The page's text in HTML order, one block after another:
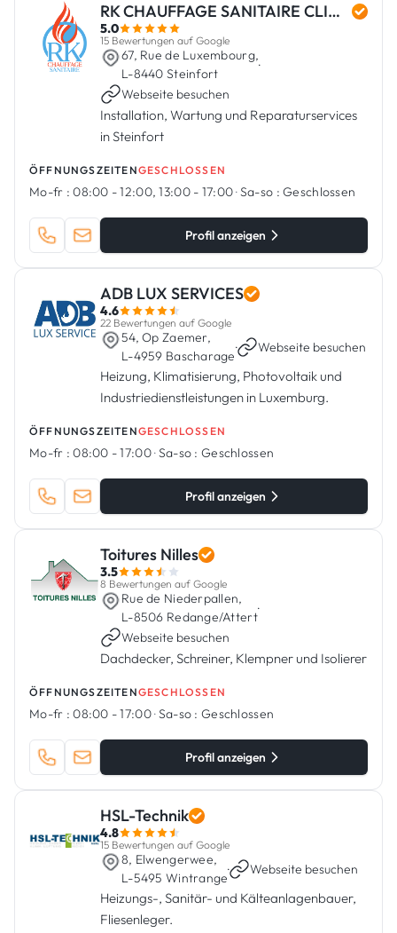
RK CHAUFFAGE SANITAIRE CLIMATISATION
5.0
15 Bewertungen auf Google
67, Rue de Luxembourg,
L-8440 Steinfort
·
Webseite besuchen
Installation, Wartung und Reparaturservices
in Steinfort
ÖFFNUNGSZEITENGESCHLOSSEN
Mo-fr : 08:00 - 12:00, 13:00 - 17:00·Sa-so : Geschlossen
Profil anzeigen
ADB LUX SERVICES
4.6
22 Bewertungen auf Google
54, Op Zaemer,
L-4959 Bascharage
· Webseite besuchen
Heizung, Klimatisierung, Photovoltaik und
Industriedienstleistungen in Luxemburg.
ÖFFNUNGSZEITENGESCHLOSSEN
Mo-fr : 08:00 - 17:00·Sa-so : Geschlossen
Profil anzeigen
Toitures Nilles
3.5
8 Bewertungen auf Google
Rue de Niederpallen,
L-8506 Redange/Attert
·
Webseite besuchen
Dachdecker, Schreiner, Klempner und Isolierer
ÖFFNUNGSZEITENGESCHLOSSEN
Mo-fr : 08:00 - 17:00·Sa-so : Geschlossen
Profil anzeigen
HSL-Technik
4.8
15 Bewertungen auf Google
8, Elwengerwee,
L-5495 Wintrange
· Webseite besuchen
Heizungs-, Sanitär- und Kälteanlagenbauer,
Fliesenleger.